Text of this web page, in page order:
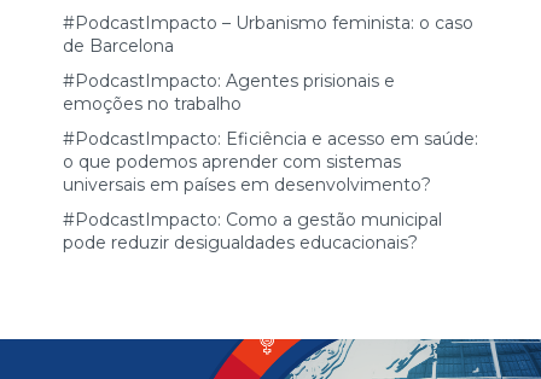
#PodcastImpacto – Urbanismo feminista: o caso
de Barcelona
#PodcastImpacto: Agentes prisionais e
emoções no trabalho
#PodcastImpacto: Eficiência e acesso em saúde:
o que podemos aprender com sistemas
universais em países em desenvolvimento?
#PodcastImpacto: Como a gestão municipal
pode reduzir desigualdades educacionais?